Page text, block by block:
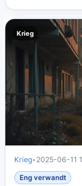
Krieg
Krieg• 2025-06-11
Eng verwandt